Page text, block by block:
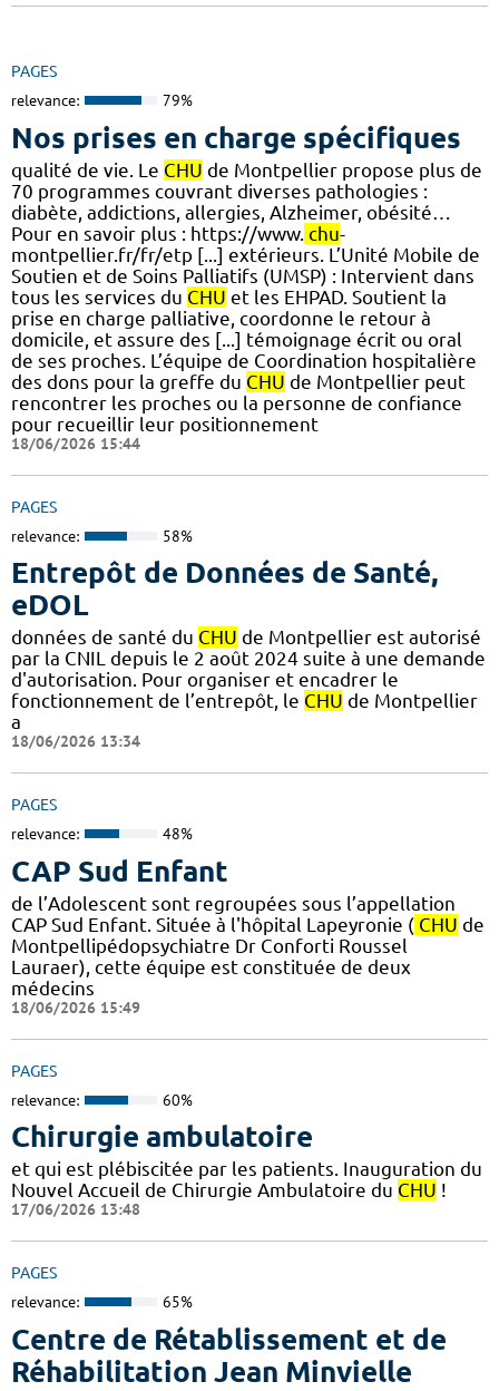
PAGES
relevance: 79%
Nos prises en charge spécifiques
qualité de vie. Le CHU de Montpellier propose plus de
70 programmes couvrant diverses pathologies :
diabète, addictions, allergies, Alzheimer, obésité…
Pour en savoir plus : https://www. chu-
montpellier.fr/fr/etp [...] extérieurs. L’Unité Mobile de
Soutien et de Soins Palliatifs (UMSP) : Intervient dans
tous les services du CHU et les EHPAD. Soutient la
prise en charge palliative, coordonne le retour à
domicile, et assure des [...] témoignage écrit ou oral
de ses proches. L’équipe de Coordination hospitalière
des dons pour la greffe du CHU de Montpellier peut
rencontrer les proches ou la personne de confiance
pour recueillir leur positionnement
18/06/2026 15:44
PAGES
relevance: 58%
Entrepôt de Données de Santé,
eDOL
données de santé du CHU de Montpellier est autorisé
par la CNIL depuis le 2 août 2024 suite à une demande
d'autorisation. Pour organiser et encadrer le
fonctionnement de l’entrepôt, le CHU de Montpellier
a
18/06/2026 13:34
PAGES
relevance: 48%
CAP Sud Enfant
de l’Adolescent sont regroupées sous l’appellation
CAP Sud Enfant. Située à l'hôpital Lapeyronie ( CHU de
Montpellipédopsychiatre Dr Conforti Roussel
Lauraer), cette équipe est constituée de deux
médecins
18/06/2026 15:49
PAGES
relevance: 60%
Chirurgie ambulatoire
et qui est plébiscitée par les patients. Inauguration du
Nouvel Accueil de Chirurgie Ambulatoire du CHU !
17/06/2026 13:48
PAGES
relevance: 65%
Centre de Rétablissement et de
Réhabilitation Jean Minvielle